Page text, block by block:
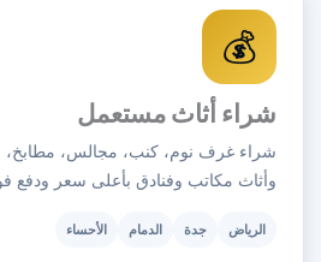
💰
شراء أثاث مستعمل
شراء غرف نوم، كنب، مجالس، مطابخ،
وأثاث مكاتب وفنادق بأعلى سعر ودفع
الرياض جدة الدمام الأحساء